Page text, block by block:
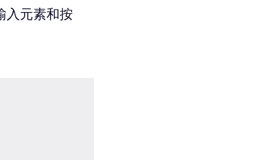
入元素和按